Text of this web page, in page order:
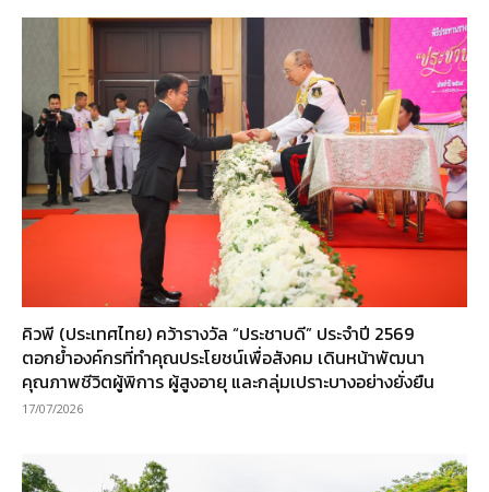
คิวพี (ประเทศไทย) คว้ารางวัล “ประชาบดี” ประจำปี 2569
ตอกย้ำองค์กรที่ทำคุณประโยชน์เพื่อสังคม เดินหน้าพัฒนา
คุณภาพชีวิตผู้พิการ ผู้สูงอายุ และกลุ่มเปราะบางอย่างยั่งยืน
17/07/2026